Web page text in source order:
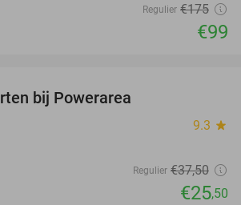
Regulier €175
€99
bij Powerarea
9.3 star
Regulier €37,50
€25,50